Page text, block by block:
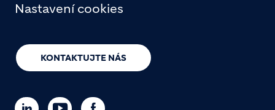
KONTAKTUJTE NÁS
Nastavení cookies